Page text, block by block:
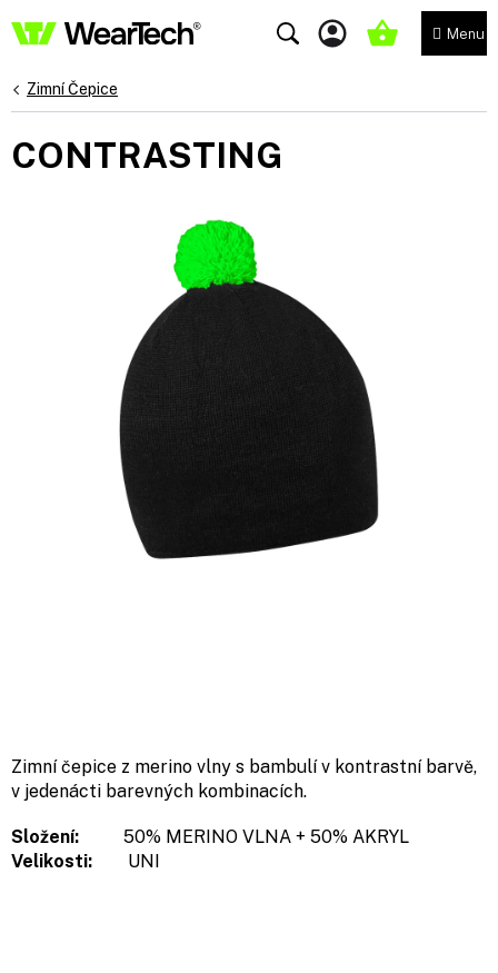
na
NÁKUPNÍ
Zimní Čepice
CONTRASTING
Zimní čepice z merino vlny s bambulí v kontrastní barvě,
v jedenácti barevných kombinacích.
Složení:
50% MERINO VLNA + 50% AKRYL
Velikosti:
UNI